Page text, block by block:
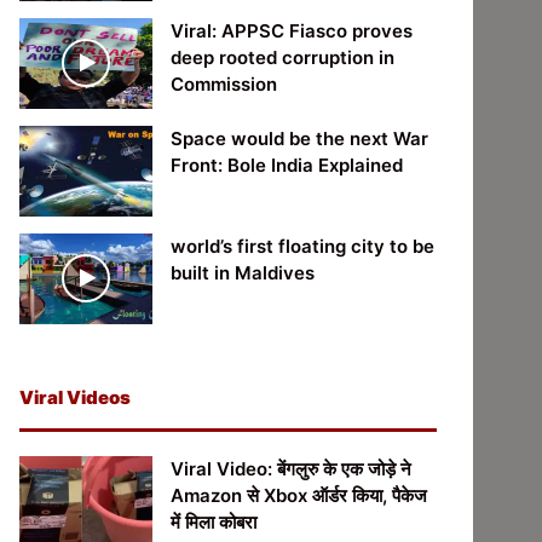
Viral: APPSC Fiasco proves
deep rooted corruption in
Commission
Space would be the next War
Front: Bole India Explained
world’s first floating city to be
built in Maldives
Viral Videos
Viral Video: बेंगलुरु के एक जोड़े ने
Amazon से Xbox ऑर्डर किया, पैकेज
में मिला कोबरा